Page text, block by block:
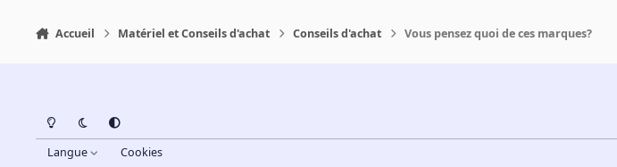
Accueil Matériel et Conseils d'achat Conseils d'achat Vous pensez quoi de ces marques?
Light ModeDark ModeSystem Preference
Langue Cookies